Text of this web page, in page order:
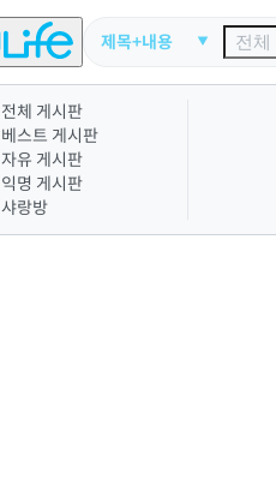
제목+내용
전체 게시판
베스트 게시판
자유 게시판
익명 게시판
샤랑방